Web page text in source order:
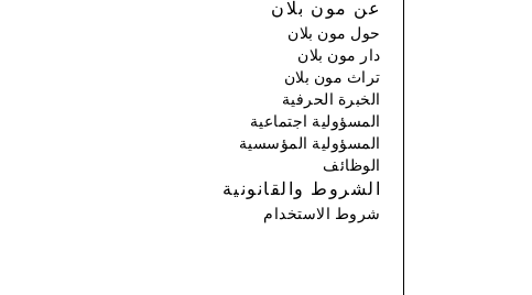
عن مون بلان
حول مون بلان
دار مون بلان
تراث مون بلان
الخبرة الحرفية
المسؤولية اجتماعية
المسؤولية المؤسسية
الوظائف
الشروط والقانونية
شروط الاستخدام